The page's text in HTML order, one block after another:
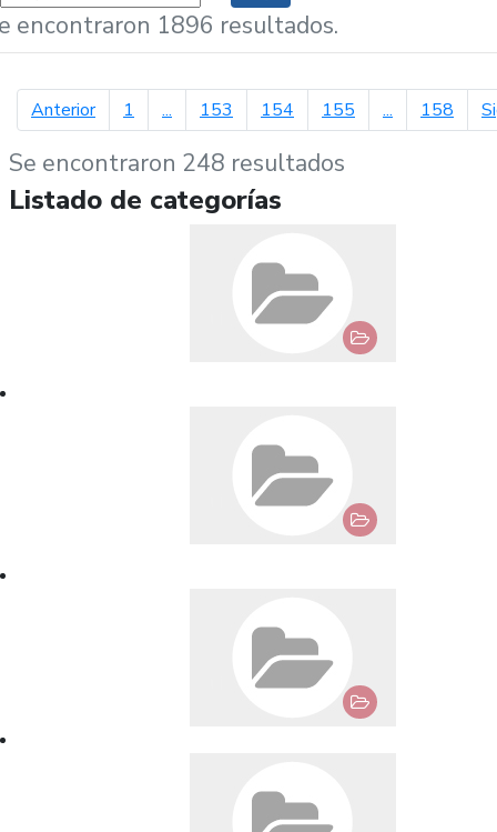
encontraron 1896 resultados.
Anteriorpágina anterior
1 ... 153 154 155 ... 158
Se encontraron 248 resultados
Listado de categorías